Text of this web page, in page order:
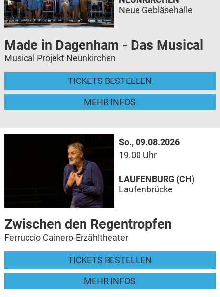
Made in Dagenham - Das Musical
Musical Projekt Neunkirchen
TICKETS BESTELLEN
MEHR INFOS
Neue Gebläsehalle
So., 09.08.2026
19.00 Uhr
Zwischen den Regentropfen
Ferruccio Cainero-Erzähltheater
TICKETS BESTELLEN
MEHR INFOS
LAUFENBURG (CH)
Laufenbrücke